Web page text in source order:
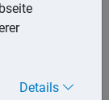
breit
deshalb
auch den
und dem
Details